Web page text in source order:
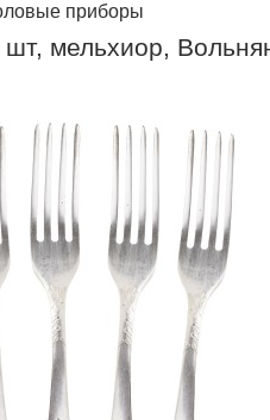
приборы
мельхиор,